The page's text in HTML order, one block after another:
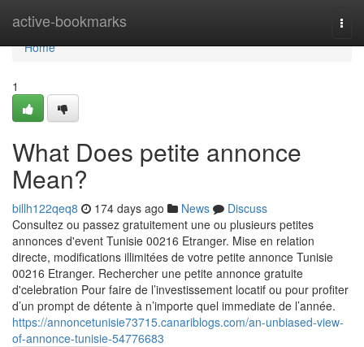
active-bookmarks
Home
Home
1
What Does petite annonce
Mean?
billh122qeq8 174 days ago News
Discuss
Consultez ou passez gratuitement une ou plusieurs petites
annonces d'event Tunisie 00216 Etranger. Mise en relation
directe, modifications illimitées de votre petite annonce Tunisie
00216 Etranger. Rechercher une petite annonce gratuite
d'celebration Pour faire de l’investissement locatif ou pour profiter
d’un prompt de détente à n’importe quel immediate de l’année.
https://annoncetunisie73715.canariblogs.com/an-unbiased-view-
of-annonce-tunisie-54776683